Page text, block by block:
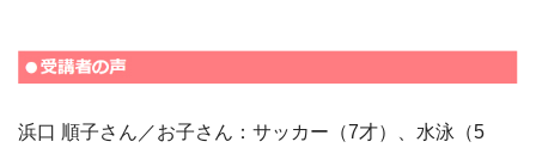
浜口 順子さん／お子さん：サッカー（7才）、水泳（5